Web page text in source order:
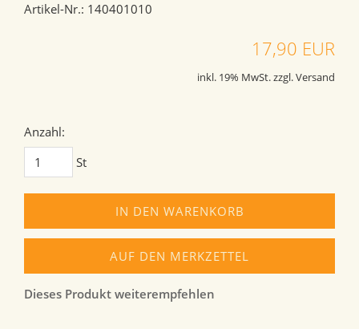
Artikel-Nr.: 140401010
17,90 EUR
inkl. 19% MwSt. zzgl. Versand
Anzahl:
St
IN DEN WARENKORB
AUF DEN MERKZETTEL
Dieses Produkt weiterempfehlen